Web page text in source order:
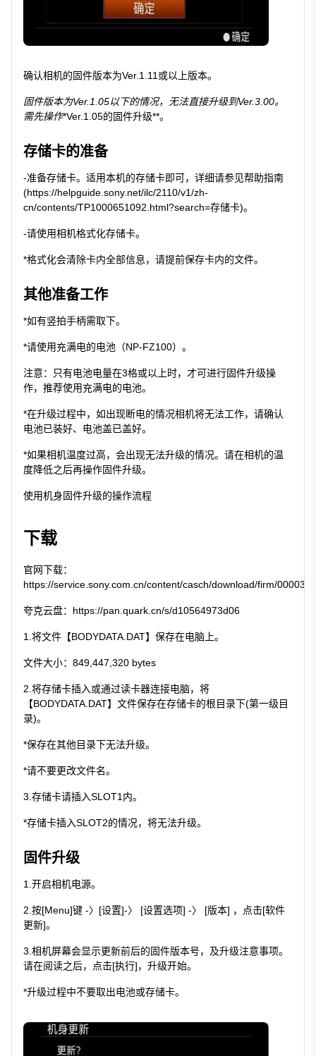
确认相机的固件版本为Ver.1.11或以上版本。
固件版本为Ver.1.05以下的情况，无法直接升级到Ver.3.00。
需先操作*Ver.1.05的固件升级**。
存储卡的准备
-准备存储卡。适用本机的存储卡即可，详细请参见帮助指南
(https://helpguide.sony.net/ilc/2110/v1/zh-
cn/contents/TP1000651092.html?search=存储卡)。
-请使用相机格式化存储卡。
*格式化会清除卡内全部信息，请提前保存卡内的文件。
其他准备工作
*如有竖拍手柄需取下。
*请使用充满电的电池（NP-FZ100）。
注意：只有电池电量在3格或以上时，才可进行固件升级操
作，推荐使用充满电的电池。
*在升级过程中，如出现断电的情况相机将无法工作，请确认
电池已装好、电池盖已盖好。
*如果相机温度过高，会出现无法升级的情况。请在相机的温
度降低之后再操作固件升级。
使用机身固件升级的操作流程
下载
官网下载：
https://service.sony.com.cn/content/casch/download/firm/
夸克云盘： https://pan.quark.cn/s/d10564973d06
1.将文件【BODYDATA.DAT】保存在电脑上。
文件大小：849,447,320 bytes
2.将存储卡插入或通过读卡器连接电脑，将
【BODYDATA.DAT】文件保存在存储卡的根目录下(第一级目
录)。
*保存在其他目录下无法升级。
*请不要更改文件名。
3.存储卡请插入SLOT1内。
*存储卡插入SLOT2的情况，将无法升级。
固件升级
1.开启相机电源。
2.按[Menu]键 -〉[设置]-〉 [设置选项] -〉 [版本] ，点击[软件
更新]。
3.相机屏幕会显示更新前后的固件版本号，及升级注意事项。
请在阅读之后，点击[执行]，升级开始。
*升级过程中不要取出电池或存储卡。